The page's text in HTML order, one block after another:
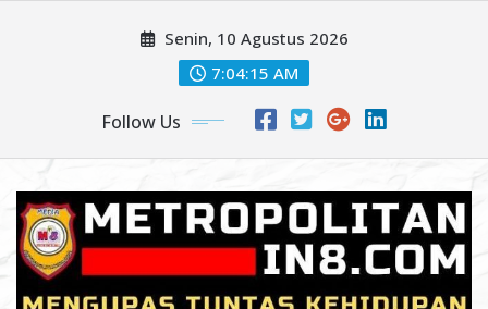
Senin, 10 Agustus 2026
7:04:17 AM
Follow Us